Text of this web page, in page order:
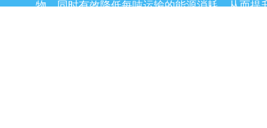
物，同时有效降低每吨运输的能源消耗，从而提